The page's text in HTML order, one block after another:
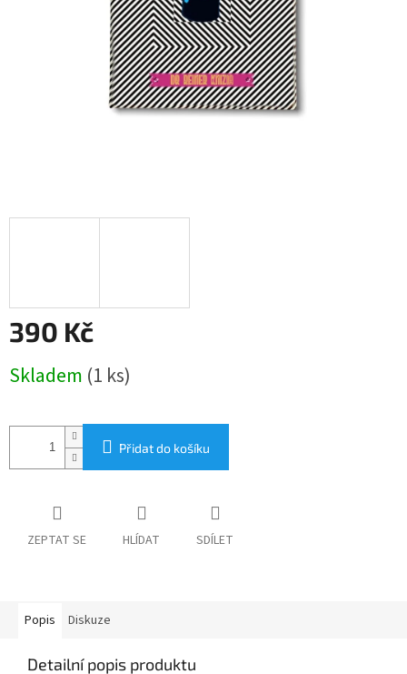
390 Kč
cena:
Skladem (1 ks)
Přidat do košíku
ZEPTAT SE HLÍDAT SDÍLET
Popis Diskuze
Detailní popis produktu